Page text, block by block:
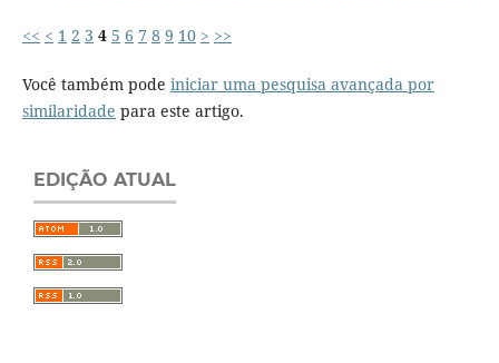
<< < 1 2 3 4 5 6 7 8 9 10 > >>
Você também pode iniciar uma pesquisa avançada por
similaridade para este artigo.
EDIÇÃO ATUAL